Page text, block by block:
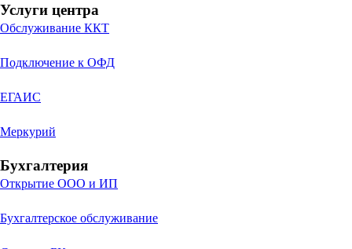
Услуги центра
Обслуживание ККТ
Подключение к ОФД
ЕГАИС
Меркурий
Бухгалтерия
Открытие ООО и ИП
Бухгалтерское обслуживание